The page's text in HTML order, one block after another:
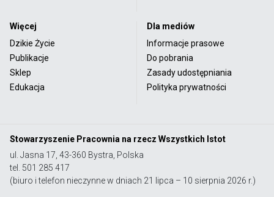
Więcej
Dzikie Życie
Publikacje
Sklep
Edukacja
Dla mediów
Informacje prasowe
Do pobrania
Zasady udostępniania
Polityka prywatności
Stowarzyszenie Pracownia na rzecz Wszystkich Istot
ul. Jasna 17, 43-360 Bystra, Polska
tel. 501 285 417
(biuro i telefon nieczynne w dniach 21 lipca – 10 sierpnia 2026 r.)